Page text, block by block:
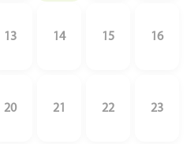
13 14 15 16
20 21 22 23